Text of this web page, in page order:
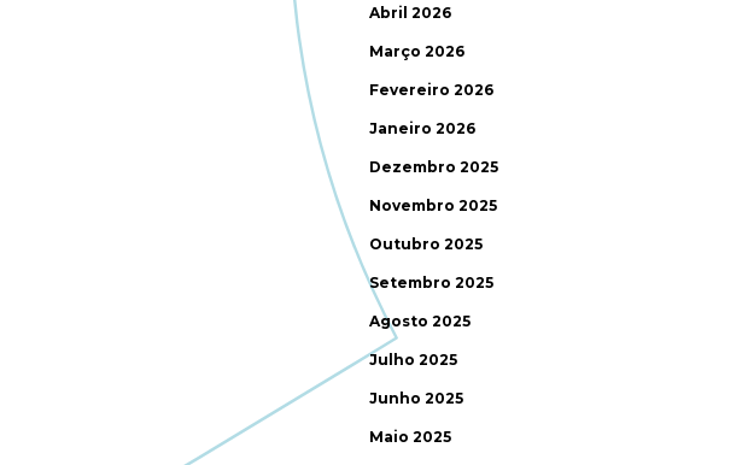
Abril 2026
Março 2026
Fevereiro 2026
Janeiro 2026
Dezembro 2025
Novembro 2025
Outubro 2025
Setembro 2025
Agosto 2025
Julho 2025
Junho 2025
Maio 2025